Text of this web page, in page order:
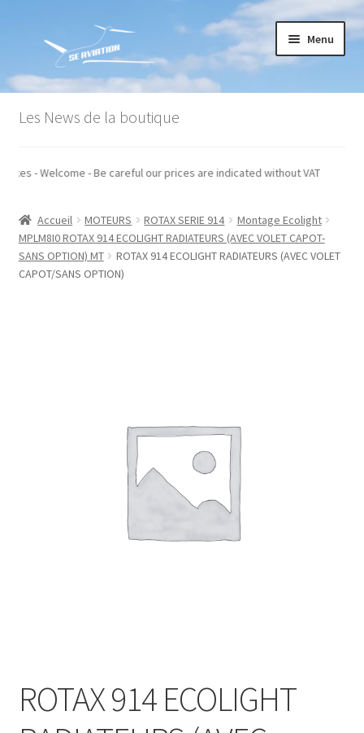
la
navigation
contenu
Menu
Accueil
Conditions générales de vente
Mon compte
Paiement
Les News de la boutique
taxes - Welcome - Be careful our prices are indicated without VAT
Accueil MOTEURS ROTAX SERIE 914
Montage Ecolight
MPLM8I0 ROTAX 914 ECOLIGHT RADIATEURS (AVEC VOLET CAPOT-
SANS OPTION) MT
ROTAX 914 ECOLIGHT RADIATEURS (AVEC VOLET
CAPOT/SANS OPTION)
ROTAX 914 ECOLIGHT